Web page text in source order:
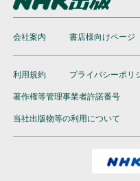
会社案内 書店様向けページ
利用規約 プライバシーポリ
著作権等管理事業者許諾番号
当社出版物等の利用について